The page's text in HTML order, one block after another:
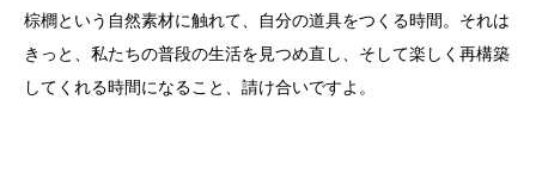
棕櫚という自然素材に触れて、自分の道具をつくる時間。それは
きっと、私たちの普段の生活を見つめ直し、そして楽しく再構築
してくれる時間になること、請け合いですよ。